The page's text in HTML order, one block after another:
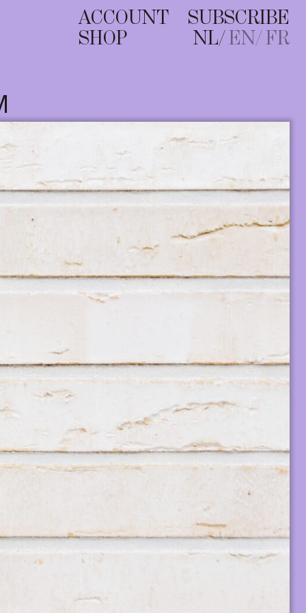
ACCOUNT
SHOP
SUBSCRIBE
NL EN FR